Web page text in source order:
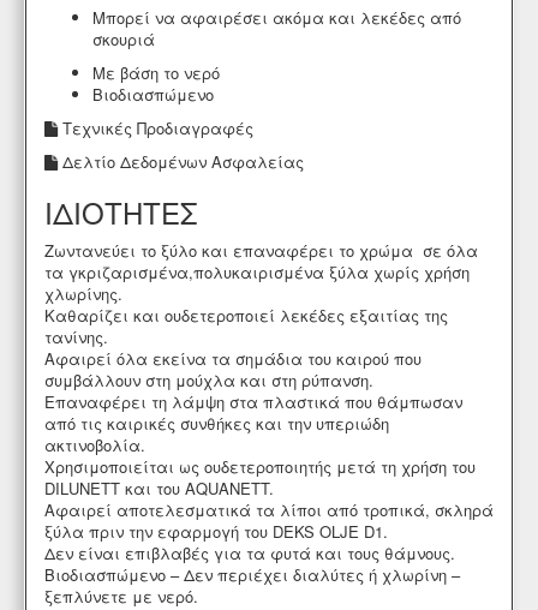
Μπορεί να αφαιρέσει ακόμα και λεκέδες από
σκουριά
Με βάση το νερό
Βιοδιασπώμενο
Τεχνικές Προδιαγραφές
Δελτίο Δεδομένων Ασφαλείας
ΙΔΙΟΤΗΤΕΣ
Ζωντανεύει το ξύλο και επαναφέρει το χρώμα σε όλα
τα γκριζαρισμένα,πολυκαιρισμένα ξύλα χωρίς χρήση
χλωρίνης.
Καθαρίζει και ουδετεροποιεί λεκέδες εξαιτίας της
τανίνης.
Αφαιρεί όλα εκείνα τα σημάδια του καιρού που
συμβάλλουν στη μούχλα και στη ρύπανση.
Επαναφέρει τη λάμψη στα πλαστικά που θάμπωσαν
από τις καιρικές συνθήκες και την υπεριώδη
ακτινοβολία.
Χρησιμοποιείται ως ουδετεροποιητής μετά τη χρήση του
DILUNETT και του AQUANETT.
Αφαιρεί αποτελεσματικά τα λίποι από τροπικά, σκληρά
ξύλα πριν την εφαρμογή του DEKS OLJE D1.
Δεν είναι επιβλαβές για τα φυτά και τους θάμνους.
Βιοδιασπώμενο – Δεν περιέχει διαλύτες ή χλωρίνη –
ξεπλύνετε με νερό.